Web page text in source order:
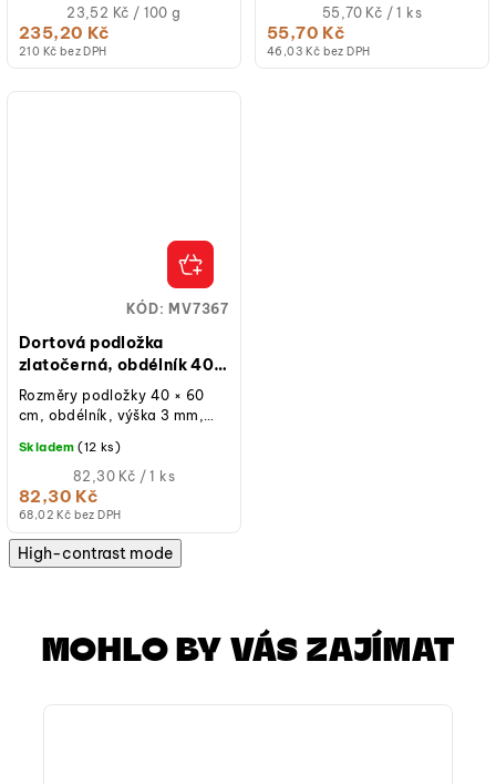
210 Kč bez DPH
235,20 Kč
Měrná
cena:
(jednotková
23,52 Kč / 100 g
bez lepku, jemná...
46,03 Kč bez DPH
55,70 Kč
Měrná
cena:
(jednotková
55,70 Kč / 1 ks
Dortová podložka
zlatočerná, obdélník 40 ×
60 cm, výška 3 mm
68,02 Kč bez DPH
82,30 Kč
Měrná
cena:
(jednotková
82,30 Kč / 1 ks
Skladem (12 ks)
Rozměry podložky 40 × 60
cm, obdélník, výška 3 mm,
barva, kartonová,
nepromastitelná,...
KÓD:MV7367
High-contrast mode
MOHLO BY VÁS ZAJÍMAT